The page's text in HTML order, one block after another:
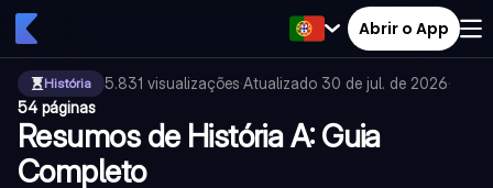
Abrir o App
História 5.831 visualizações·Atualizado 30 de jul. de 2026·
54 páginas
Resumos de História A: Guia
Completo